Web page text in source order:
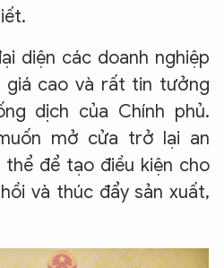
diện các doanh nghiệp
giá cao và rất tin tưởng
dịch của Chính phủ.
mở cửa trở lại an
để tạo điều kiện cho
và thúc đẩy sản xuất,